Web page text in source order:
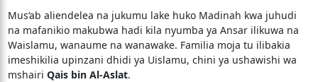
Mus‘ab aliendelea na jukumu lake huko Madinah kwa juhudi
na mafanikio makubwa hadi kila nyumba ya Ansar ilikuwa na
Waislamu, wanaume na wanawake. Familia moja tu ilibakia
imeshikilia upinzani dhidi ya Uislamu, chini ya ushawishi wa
mshairi Qais bin Al-Aslat.